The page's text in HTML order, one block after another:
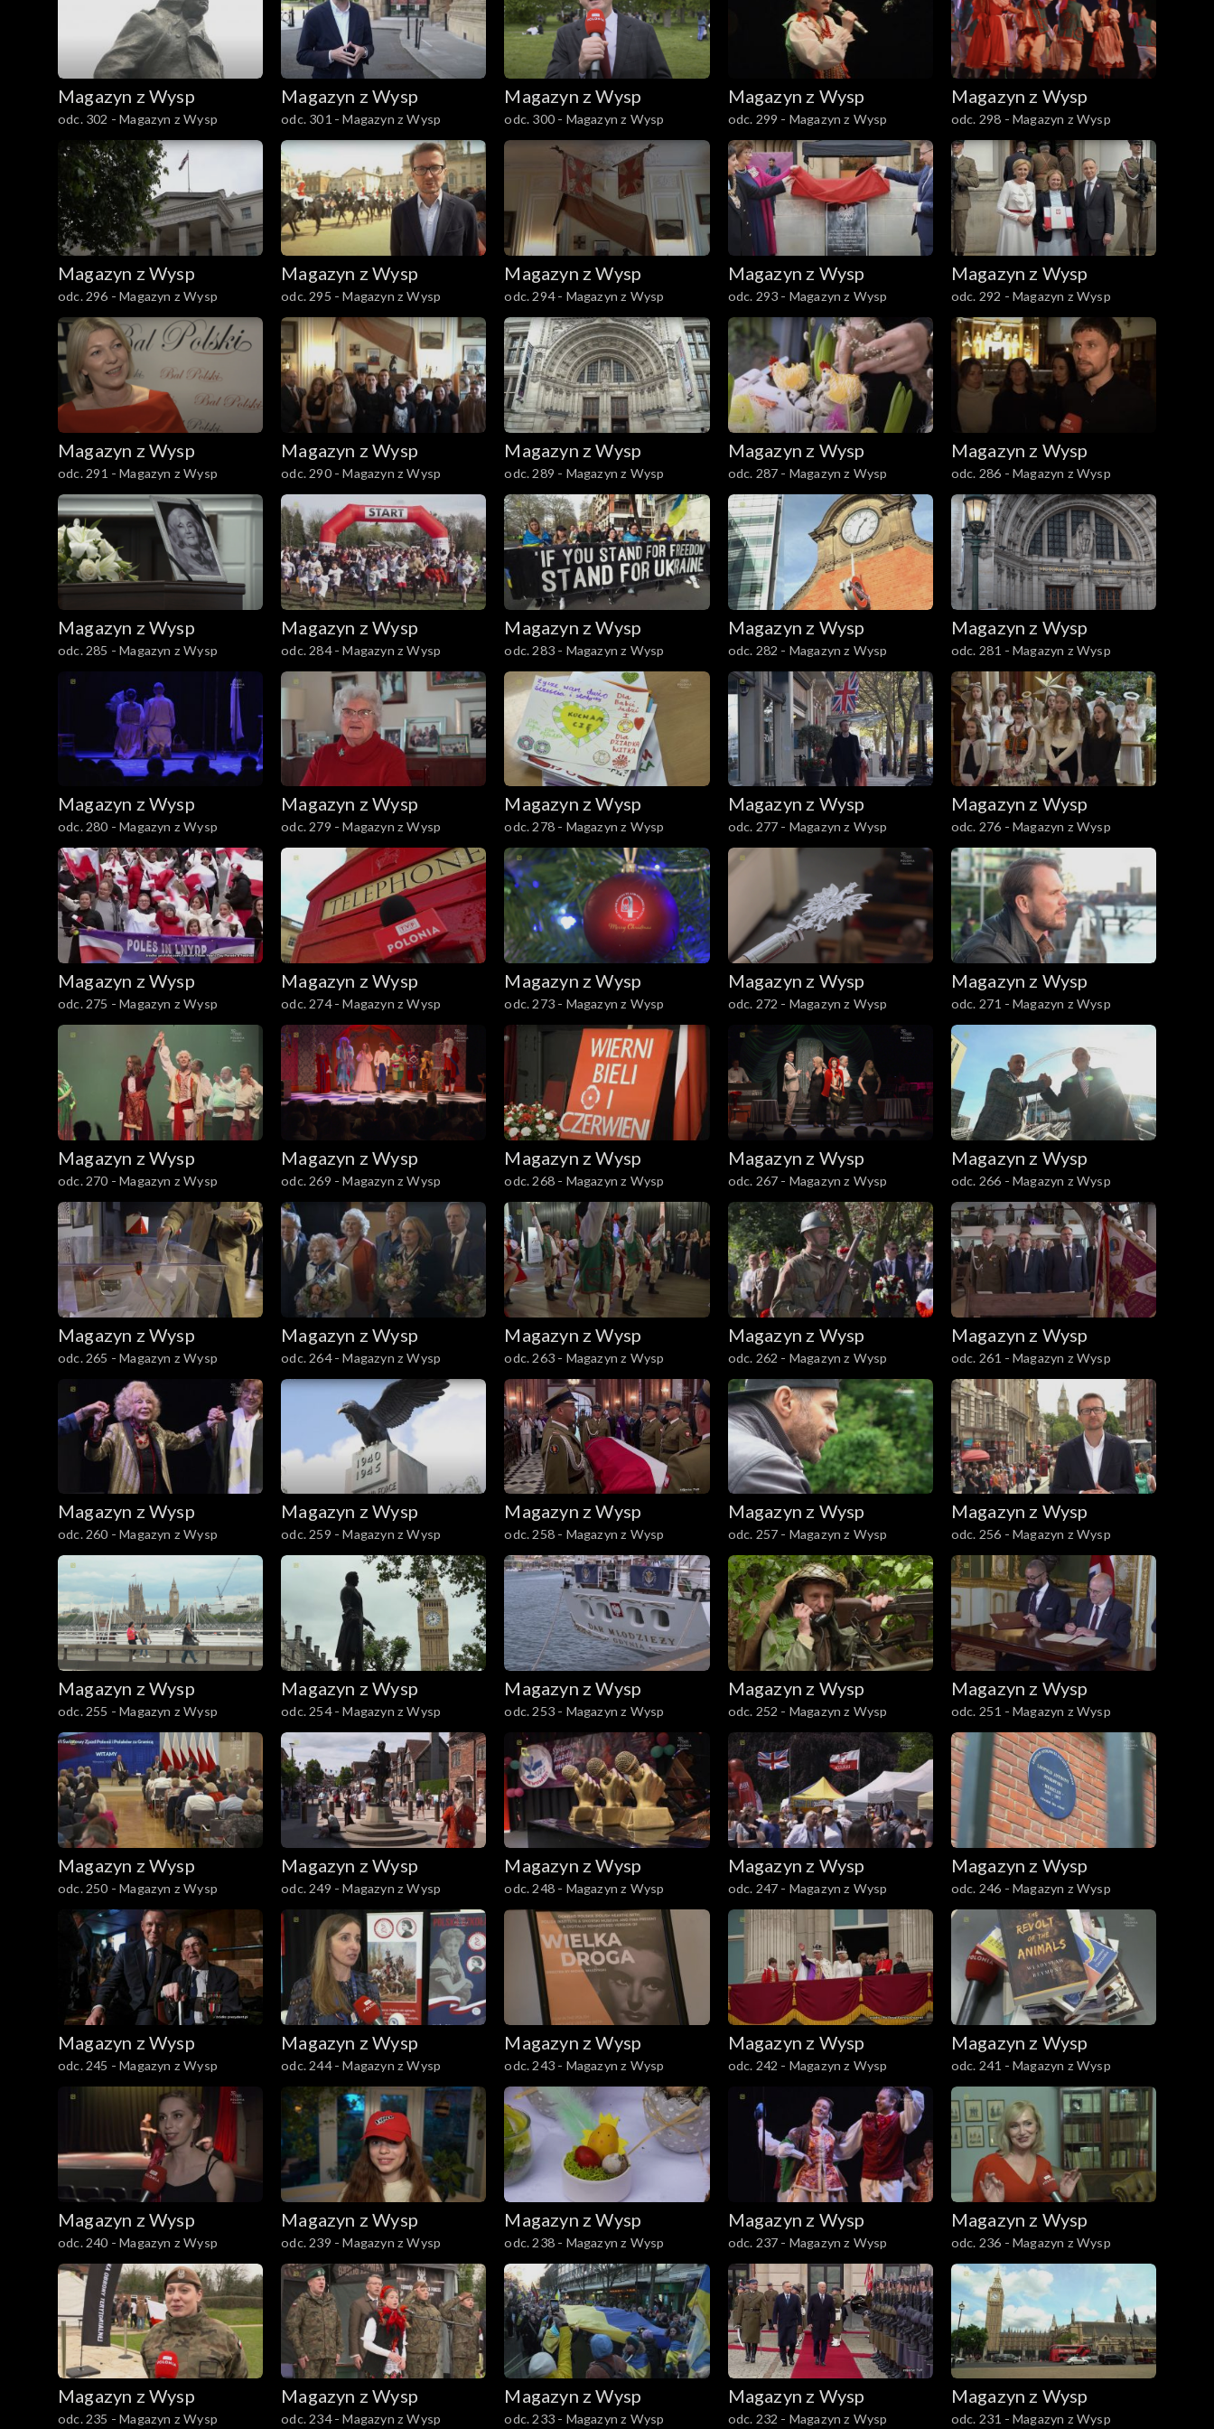
Magazyn z Wysp
odc. 302 - Magazyn z Wysp
Magazyn z Wysp
odc. 301 - Magazyn z Wysp
Magazyn z Wysp
odc. 300 - Magazyn z Wysp
Magazyn z Wysp
odc. 299 - Magazyn z Wysp
Magazyn z Wysp
odc. 298 - Magazyn z Wysp
Magazyn z Wysp
odc. 296 - Magazyn z Wysp
Magazyn z Wysp
odc. 295 - Magazyn z Wysp
Magazyn z Wysp
odc. 294 - Magazyn z Wysp
Magazyn z Wysp
odc. 293 - Magazyn z Wysp
Magazyn z Wysp
odc. 292 - Magazyn z Wysp
Magazyn z Wysp
odc. 291 - Magazyn z Wysp
Magazyn z Wysp
odc. 290 - Magazyn z Wysp
Magazyn z Wysp
odc. 289 - Magazyn z Wysp
Magazyn z Wysp
odc. 287 - Magazyn z Wysp
Magazyn z Wysp
odc. 286 - Magazyn z Wysp
Magazyn z Wysp
odc. 285 - Magazyn z Wysp
Magazyn z Wysp
odc. 284 - Magazyn z Wysp
Magazyn z Wysp
odc. 283 - Magazyn z Wysp
Magazyn z Wysp
odc. 282 - Magazyn z Wysp
Magazyn z Wysp
odc. 281 - Magazyn z Wysp
Magazyn z Wysp
odc. 280 - Magazyn z Wysp
Magazyn z Wysp
odc. 279 - Magazyn z Wysp
Magazyn z Wysp
odc. 278 - Magazyn z Wysp
Magazyn z Wysp
odc. 277 - Magazyn z Wysp
Magazyn z Wysp
odc. 276 - Magazyn z Wysp
Magazyn z Wysp
odc. 275 - Magazyn z Wysp
Magazyn z Wysp
odc. 274 - Magazyn z Wysp
Magazyn z Wysp
odc. 273 - Magazyn z Wysp
Magazyn z Wysp
odc. 272 - Magazyn z Wysp
Magazyn z Wysp
odc. 271 - Magazyn z Wysp
Magazyn z Wysp
odc. 270 - Magazyn z Wysp
Magazyn z Wysp
odc. 269 - Magazyn z Wysp
Magazyn z Wysp
odc. 268 - Magazyn z Wysp
Magazyn z Wysp
odc. 267 - Magazyn z Wysp
Magazyn z Wysp
odc. 266 - Magazyn z Wysp
Magazyn z Wysp
odc. 265 - Magazyn z Wysp
Magazyn z Wysp
odc. 264 - Magazyn z Wysp
Magazyn z Wysp
odc. 263 - Magazyn z Wysp
Magazyn z Wysp
odc. 262 - Magazyn z Wysp
Magazyn z Wysp
odc. 261 - Magazyn z Wysp
Magazyn z Wysp
odc. 260 - Magazyn z Wysp
Magazyn z Wysp
odc. 259 - Magazyn z Wysp
Magazyn z Wysp
odc. 258 - Magazyn z Wysp
Magazyn z Wysp
odc. 257 - Magazyn z Wysp
Magazyn z Wysp
odc. 256 - Magazyn z Wysp
Magazyn z Wysp
odc. 255 - Magazyn z Wysp
Magazyn z Wysp
odc. 254 - Magazyn z Wysp
Magazyn z Wysp
odc. 253 - Magazyn z Wysp
Magazyn z Wysp
odc. 252 - Magazyn z Wysp
Magazyn z Wysp
odc. 251 - Magazyn z Wysp
Magazyn z Wysp
odc. 250 - Magazyn z Wysp
Magazyn z Wysp
odc. 249 - Magazyn z Wysp
Magazyn z Wysp
odc. 248 - Magazyn z Wysp
Magazyn z Wysp
odc. 247 - Magazyn z Wysp
Magazyn z Wysp
odc. 246 - Magazyn z Wysp
Magazyn z Wysp
odc. 245 - Magazyn z Wysp
Magazyn z Wysp
odc. 244 - Magazyn z Wysp
Magazyn z Wysp
odc. 243 - Magazyn z Wysp
Magazyn z Wysp
odc. 242 - Magazyn z Wysp
Magazyn z Wysp
odc. 241 - Magazyn z Wysp
Magazyn z Wysp
odc. 240 - Magazyn z Wysp
Magazyn z Wysp
odc. 239 - Magazyn z Wysp
Magazyn z Wysp
odc. 238 - Magazyn z Wysp
Magazyn z Wysp
odc. 237 - Magazyn z Wysp
Magazyn z Wysp
odc. 236 - Magazyn z Wysp
Magazyn z Wysp
odc. 235 - Magazyn z Wysp
Magazyn z Wysp
odc. 234 - Magazyn z Wysp
Magazyn z Wysp
odc. 233 - Magazyn z Wysp
Magazyn z Wysp
odc. 232 - Magazyn z Wysp
Magazyn z Wysp
odc. 231 - Magazyn z Wysp